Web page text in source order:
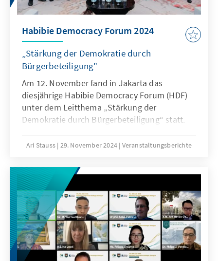
Habibie Democracy Forum 2024
„Stärkung der Demokratie durch
Bürgerbeteiligung"
Am 12. November fand in Jakarta das
diesjährige Habibie Democracy Forum (HDF)
unter dem Leitthema „Stärkung der
Demokratie durch Bürgerbeteiligung“ statt.
einer Reihe öffentlicher Diskussionsrunden
diesem Jahr erstmals gemeinsam mit dem
Habibie Center organisierte.
Ari Stauss 29. November 2024 Veranstaltungsberichte